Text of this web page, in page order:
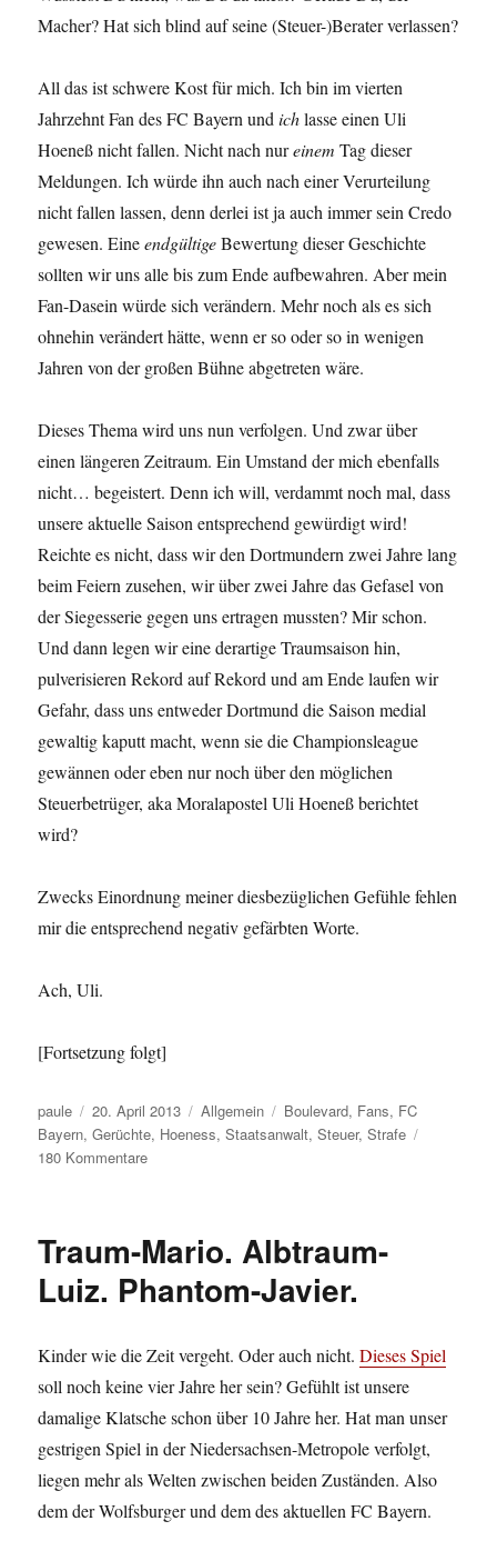
Macher? Hat sich blind auf seine (Steuer-)Berater verlassen?
All das ist schwere Kost für mich. Ich bin im vierten
Jahrzehnt Fan des FC Bayern undichlasse einen Uli
Hoeneß nicht fallen. Nicht nach nureinem Tag dieser
Meldungen. Ich würde ihn auch nach einer Verurteilung
nicht fallen lassen, denn derlei ist ja auch immer sein Credo
gewesen. EineendgültigeBewertung dieser Geschichte
sollten wir uns alle bis zum Ende aufbewahren. Aber mein
Fan-Dasein würde sich verändern. Mehr noch als es sich
ohnehin verändert hätte, wenn er so oder so in wenigen
Jahren von der großen Bühne abgetreten wäre.
Dieses Thema wird uns nun verfolgen. Und zwar über
einen längeren Zeitraum. Ein Umstand der mich ebenfalls
nicht… begeistert. Denn ich will, verdammt noch mal, dass
unsere aktuelle Saison entsprechend gewürdigt wird!
Reichte es nicht, dass wir den Dortmundern zwei Jahre lang
beim Feiern zusehen, wir über zwei Jahre das Gefasel von
der Siegesserie gegen uns ertragen mussten? Mir schon.
Und dann legen wir eine derartige Traumsaison hin,
pulverisieren Rekord auf Rekord und am Ende laufen wir
Gefahr, dass uns entweder Dortmund die Saison medial
gewaltig kaputt macht, wenn sie die Championsleague
gewännen oder eben nur noch über den möglichen
Steuerbetrüger, aka Moralapostel Uli Hoeneß berichtet
wird?
Zwecks Einordnung meiner diesbezüglichen Gefühle fehlen
mir die entsprechend negativ gefärbten Worte.
Ach, Uli.
[Fortsetzung folgt]
Autor
paule
Veröffentlicht
am
20. April 2013 Kategorien
Allgemein Schlagwörter
Boulevard, Fans, FC
Bayern,Gerüchte, Hoeness,Staatsanwalt,Steuer,Strafe
180 Kommentarezu
Traum-Mario. Albtraum-
Luiz. Phantom-Javier.
Kinder wie die Zeit vergeht. Oder auch nicht.Dieses Spiel
soll noch keine vier Jahre her sein? Gefühlt ist unsere
damalige Klatsche schon über 10 Jahre her. Hat man unser
gestrigen Spiel in der Niedersachsen-Metropole verfolgt,
liegen mehr als Welten zwischen beiden Zuständen. Also
dem der Wolfsburger und dem des aktuellen FC Bayern.